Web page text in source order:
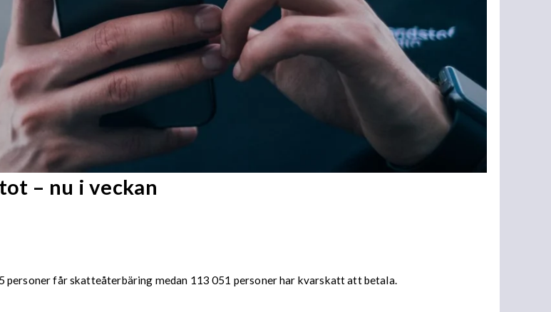
– nu i veckan
får skatteåterbäring medan 113 051 personer har kvarskatt att betala.